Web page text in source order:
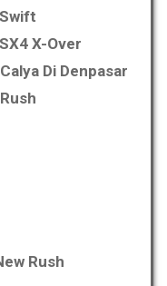
X-Over
Di Denpasar
Rush